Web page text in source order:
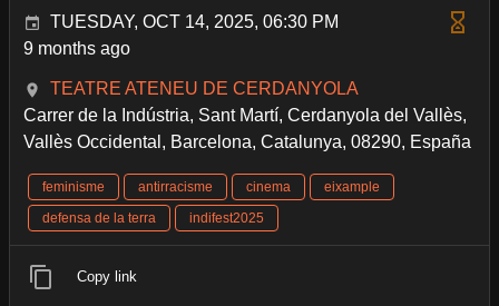
TUESDAY, OCT 14, 2025, 06:30 PM
9 months ago
TEATRE ATENEU DE CERDANYOLA
Carrer de la Indústria, Sant Martí, Cerdanyola del Vallès,
Vallès Occidental, Barcelona, Catalunya, 08290, España
feminisme antirracisme cinema
eixample
defensa de la terra
indifest2025
Copy link